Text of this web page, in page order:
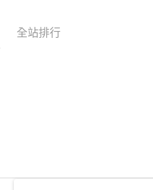
全站排行